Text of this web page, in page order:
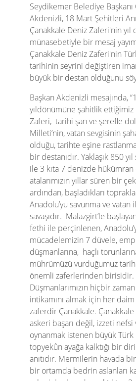
Seydikemer Belediye
Akdenizli, 18 Mart Şehitleri
Çanakkale Deniz Zaferi'nin yıl
münasebetiyle bir mesaj
Çanakkale Deniz Zaferi'nin
tarihinin seyrini değiştiren
büyük bir destan olduğunu
Başkan Akdenizli mesajında,
yıldönümüne şahitlik ettiğimiz
Zaferi, tarihi şan ve şerefle
Milleti’nin, vatan sevgisinin
olduğu, tarihte eşine
bir destanıdır. Yaklaşık 850
ile 3 kıta 7 denizde hükümran
atalarımızın yıllar süren bir
ardından, başladıkları
Anadolu’yu savunma ve vatan
savaşıdır. Malazgirt’le
fethi ile perçinlenen,
mücadelemizin 7 düvele,
düşmanlarına, haçlı
mührümüzü vurduğumuz
önemli zaferlerinden birisidir.
Düşmanlarımızın hiçbir
intikamını almak için her
zaferdir Çanakkale. Çanakkale
askeri başarı değil, izzeti nefsi
oynanmak istenen büyük Türk
topyekûn ayağa kalktığı bir
anıtıdır. Mermilerin havada
bir ortamda bedrin aslanları